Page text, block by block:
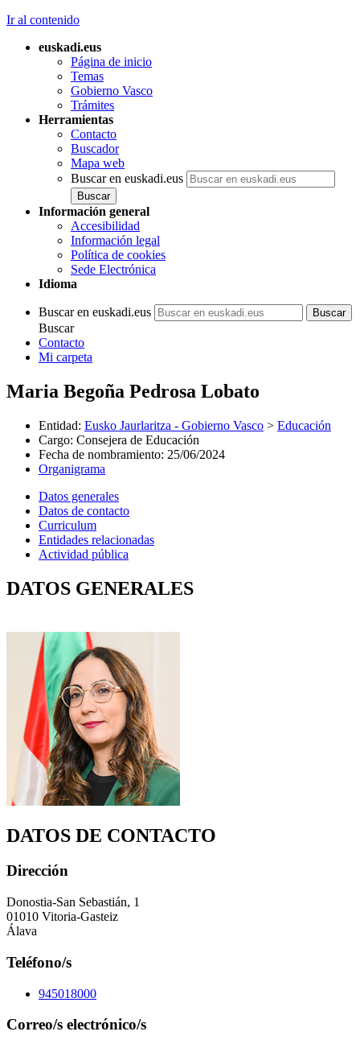
Ir al contenido
euskadi.eus
Página de inicio
Temas
Gobierno Vasco
Trámites
Herramientas
Contacto
Buscador
Mapa web
Buscar en euskadi.eus
Información general
Accesibilidad
Información legal
Política de cookies
Sede Electrónica
Idioma
Buscar en euskadi.eus
Buscar
Contacto
Mi carpeta
Maria Begoña Pedrosa Lobato
Entidad: Eusko Jaurlaritza - Gobierno Vasco > Educación
Cargo: Consejera de Educación
Fecha de nombramiento: 25/06/2024
Organigrama
Datos generales
Datos de contacto
Curriculum
Entidades relacionadas
Actividad pública
DATOS GENERALES
DATOS DE CONTACTO
Dirección
Donostia-San Sebastián, 1
01010 Vitoria-Gasteiz
Álava
Teléfono/s
945018000
Correo/s electrónico/s